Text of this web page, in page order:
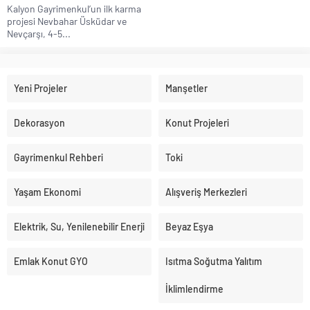
Kalyon Gayrimenkul’un ilk karma
projesi Nevbahar Üsküdar ve
Nevçarşı, 4-5...
Yeni Projeler Manşetler
Dekorasyon Konut Projeleri
Gayrimenkul Rehberi Toki
Yaşam Ekonomi Alışveriş Merkezleri
Elektrik, Su, Yenilenebilir Enerji Beyaz Eşya
Emlak Konut GYO Isıtma Soğutma Yalıtım
İklimlendirme